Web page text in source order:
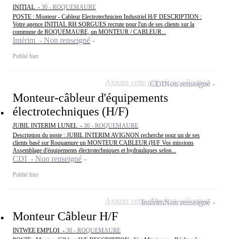
INITIAL - 30 - ROQUEMAURE
POSTE : Monteur - Cableur Electrotechnicien Industriel H/F DESCRIPTION :
Votre agence INITIAL RH SORGUES recrute pour l'un de ses clients sur la
commune de ROQUEMAURE, un MONTEUR / CABLEUR...
Intérim - Non renseigné
Publié hier
Monteur-câbleur d'équipements
électrotechniques (H/F)
JUBIL INTERIM LUNEL - 30 - ROQUEMAURE
Description du poste : JUBIL INTERIM AVIGNON recherche pour un de ses
clients basé sur Roquamure un MONTEUR CABLEUR (H/F Vos missions
Assemblage d'équipements électrotechniques et hydrauliques selon...
CDI - Non renseigné
Publié hier
CDINon renseigné
Ajouter cette offre à ma sélection
Monteur Câbleur H/F
INTWEE EMPLOI - 30 - ROQUEMAURE
IntérimNon renseigné
Ajouter cette offre à ma sélection